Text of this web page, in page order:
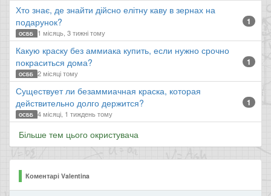
Хто знає, де знайти дійсно елітну каву в зернах на
подарунок?
ОСББ 1 місяць, 3 тижні тому
1
Какую краску без аммиака купить, если нужно срочно
покраситься дома?
ОСББ 2 місяці тому
1
Существует ли безаммиачная краска, которая
действительно долго держится?
ОСББ 4 місяці, 1 тиждень тому
1
Більше тем цього окристувача
Коментарі Valentina